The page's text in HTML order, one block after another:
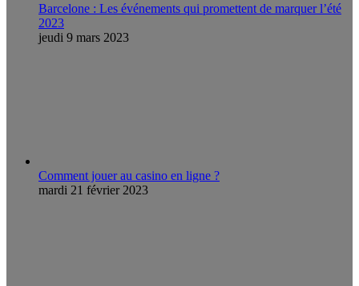
Barcelone : Les événements qui promettent de marquer l’été
2023
jeudi 9 mars 2023
Comment jouer au casino en ligne ?
mardi 21 février 2023